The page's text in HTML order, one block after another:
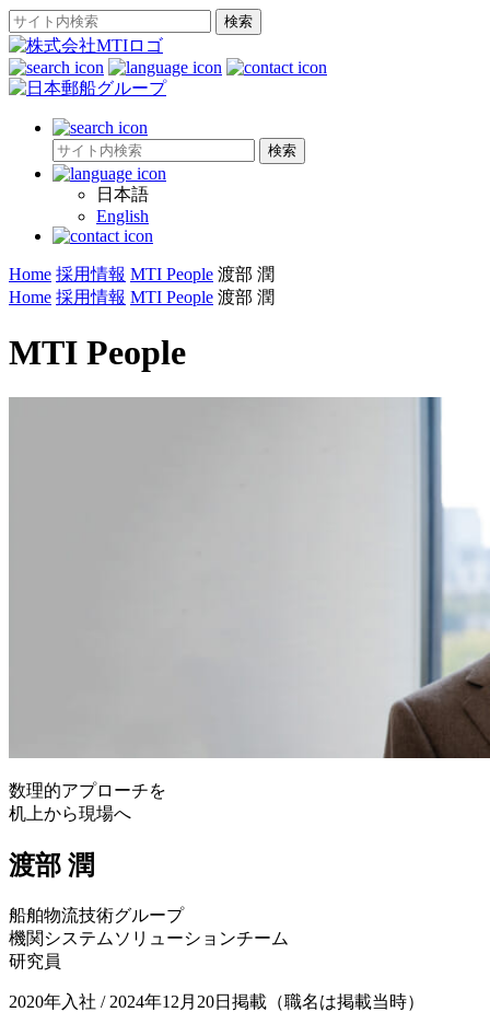
日本語
English
Home 採用情報 MTI People 渡部 潤
Home 採用情報 MTI People 渡部 潤
MTI People
数理的アプローチを
机上から現場へ
渡部 潤
船舶物流技術グループ
機関システムソリューションチーム
研究員
2020年入社 / 2024年12月20日掲載（職名は掲載当時）